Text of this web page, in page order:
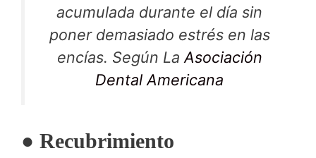
acumulada durante el día sin
poner demasiado estrés en las
encías. Según La Asociación
Dental Americana
● Recubrimiento